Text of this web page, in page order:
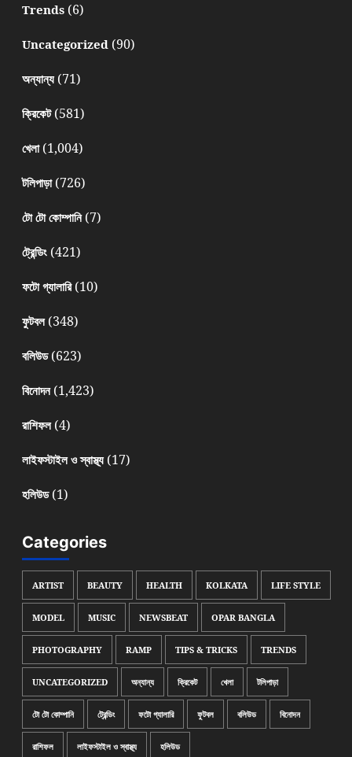
Trends(6)
Uncategorized(90)
অন্যান্য(71)
ক্রিকেট(581)
খেলা(1,004)
টলিপাড়া(726)
টো টো কোম্পানি(7)
ট্রেন্ডিং(421)
ফটো গ্যালারি(10)
ফুটবল(348)
বলিউড(623)
বিনোদন(1,423)
রাশিফল(4)
লাইফস্টাইল ও স্বাস্থ্য(17)
হলিউড(1)
Categories
ARTIST BEAUTY HEALTH KOLKATA LIFE STYLE
MODEL MUSIC NEWSBEAT OPAR BANGLA
PHOTOGRAPHY RAMP TIPS & TRICKS TRENDS
UNCATEGORIZED অন্যান্য ক্রিকেট খেলা টলিপাড়া
টো টো কোম্পানি ট্রেন্ডিং ফটো গ্যালারি ফুটবল বলিউড বিনোদন
রাশিফল লাইফস্টাইল ও স্বাস্থ্য হলিউড